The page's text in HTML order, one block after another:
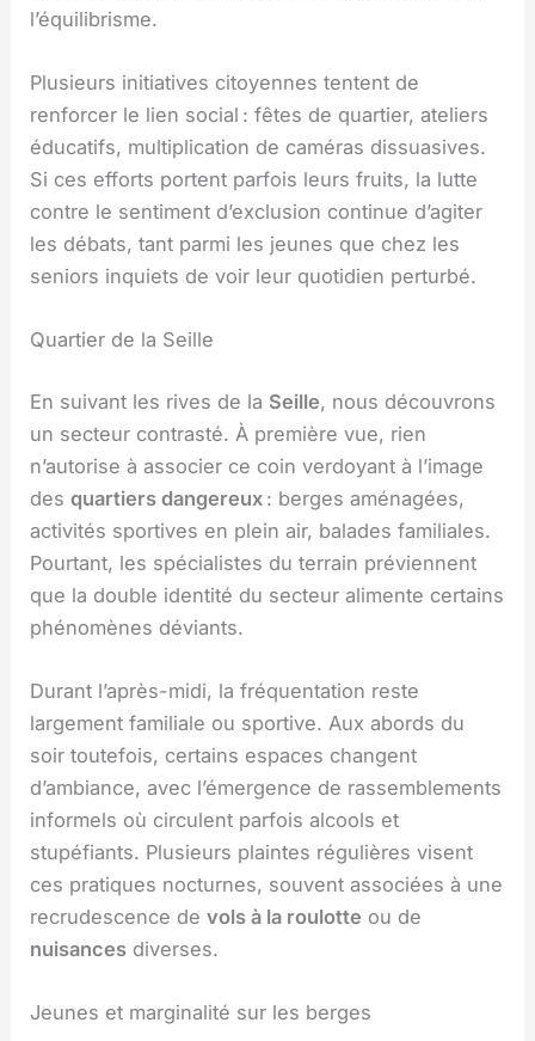
l’équilibrisme.
Plusieurs initiatives citoyennes tentent de
renforcer le lien social : fêtes de quartier, ateliers
éducatifs, multiplication de caméras dissuasives.
Si ces efforts portent parfois leurs fruits, la lutte
contre le sentiment d’exclusion continue d’agiter
les débats, tant parmi les jeunes que chez les
seniors inquiets de voir leur quotidien perturbé.
Quartier de la Seille
En suivant les rives de la Seille, nous découvrons
un secteur contrasté. À première vue, rien
n’autorise à associer ce coin verdoyant à l’image
desquartiers dangereux : berges aménagées,
activités sportives en plein air, balades familiales.
Pourtant, les spécialistes du terrain préviennent
que la double identité du secteur alimente certains
phénomènes déviants.
Durant l’après-midi, la fréquentation reste
largement familiale ou sportive. Aux abords du
soir toutefois, certains espaces changent
d’ambiance, avec l’émergence de rassemblements
informels où circulent parfois alcools et
stupéfiants. Plusieurs plaintes régulières visent
ces pratiques nocturnes, souvent associées à une
recrudescence devols à la roulotte ou de
nuisances diverses.
Jeunes et marginalité sur les berges